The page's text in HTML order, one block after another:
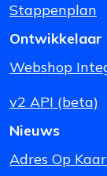
Stappenplan
Ontwikkelaar
Webshop
v2 API (beta)
Nieuws
Adres Op